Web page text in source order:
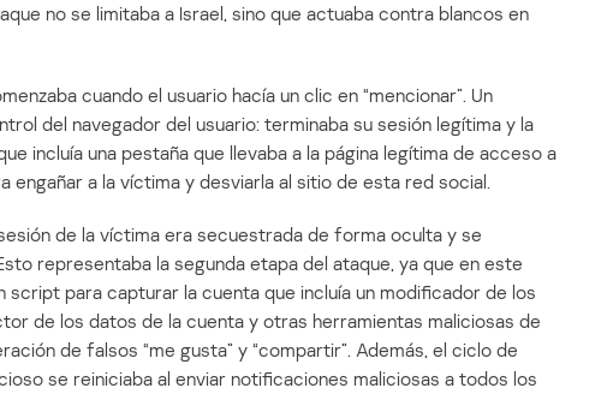
no se limitaba a Israel, sino que actuaba contra blancos en
cuando el usuario hacía un clic en “mencionar”. Un
del navegador del usuario: terminaba su sesión legítima y la
incluía una pestaña que llevaba a la página legítima de acceso a
engañar a la víctima y desviarla al sitio de esta red social.
de la víctima era secuestrada de forma oculta y se
representaba la segunda etapa del ataque, ya que en este
script para capturar la cuenta que incluía un modificador de los
de los datos de la cuenta y otras herramientas maliciosas de
de falsos “me gusta” y “compartir”. Además, el ciclo de
se reiniciaba al enviar notificaciones maliciosas a todos los